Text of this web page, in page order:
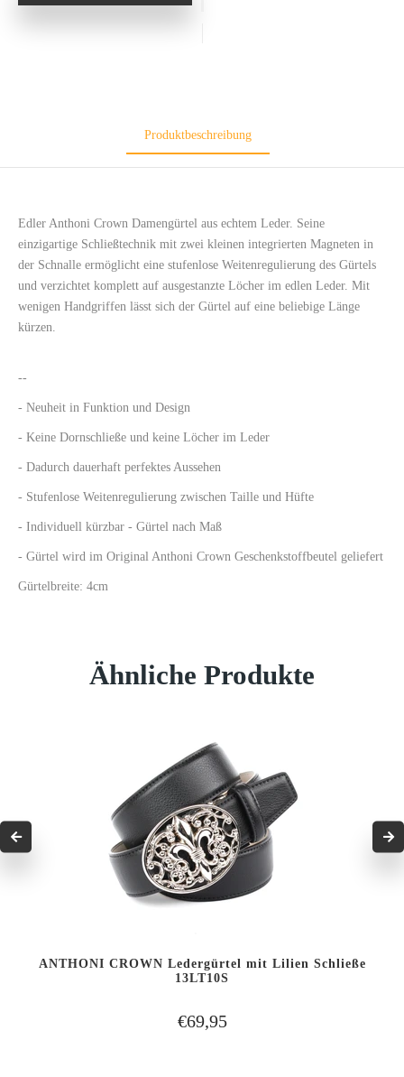
Produktbeschreibung
Edler Anthoni Crown Damengürtel aus echtem Leder. Seine
einzigartige Schließtechnik mit zwei kleinen integrierten Magneten in
der Schnalle ermöglicht eine stufenlose Weitenregulierung des Gürtels
und verzichtet komplett auf ausgestanzte Löcher im edlen Leder. Mit
wenigen Handgriffen lässt sich der Gürtel auf eine beliebige Länge
kürzen.
--
- Neuheit in Funktion und Design
- Keine Dornschließe und keine Löcher im Leder
- Dadurch dauerhaft perfektes Aussehen
- Stufenlose Weitenregulierung zwischen Taille und Hüfte
- Individuell kürzbar - Gürtel nach Maß
- Gürtel wird im Original Anthoni Crown Geschenkstoffbeutel geliefert
Gürtelbreite: 4cm
Ähnliche Produkte
ANTHONI CROWN Ledergürtel mit Lilien Schließe
13LT10S
€69,95